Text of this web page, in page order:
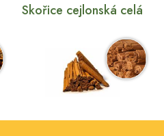
Skořice cejlonská celá